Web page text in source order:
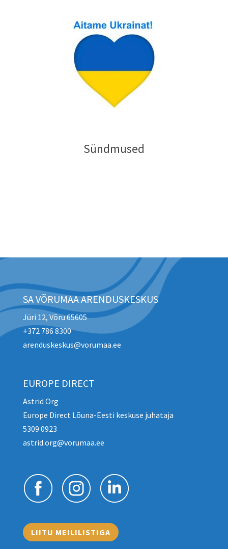
Sündmused
SA VÕRUMAA ARENDUSKESKUS
Jüri 12, Võru 65605
+372 786 8300
arenduskeskus@vorumaa.ee
EUROPE DIRECT
Astrid Org
Europe Direct Lõuna-Eesti keskuse juhataja
5309 0923
astrid.org@vorumaa.ee
LIITU MEILILISTIGA